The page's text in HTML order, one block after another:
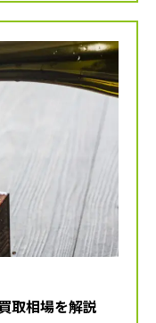
取相場を解説